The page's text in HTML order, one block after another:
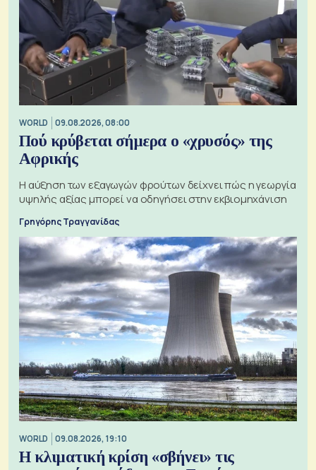
WORLD 09.08.2026, 08:00
Πού κρύβεται σήμερα ο «χρυσός» της
Αφρικής
Η αύξηση των εξαγωγών φρούτων δείχνει πώς η γεωργία
υψηλής αξίας μπορεί να οδηγήσει στην εκβιομηχάνιση
Γρηγόρης Τραγγανίδας
WORLD 09.08.2026, 19:10
Η κλιματική κρίση «σβήνει» τις